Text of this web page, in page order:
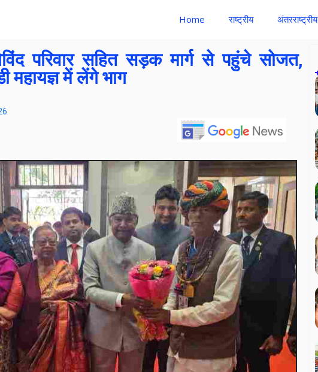
Home राष्ट्रीय अंतरराष्ट्रीय
परिवार सहित सड़क मार्ग से पहुंचे सोजत,
महायज्ञ में लेंगे भाग